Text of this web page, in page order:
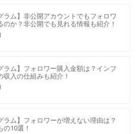
ラム】非公開アカウントでもフォロワ
のか？非公開でも見れる情報も紹介！
ラム】フォロワー購入金額は？インフ
収入の仕組みも紹介！
ラム】フォロワーが増えない理由は？
10選！